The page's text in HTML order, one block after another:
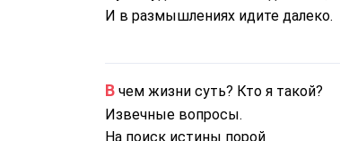
И в размышлениях идите далеко.
В чем жизни суть? Кто я такой?
Извечные вопросы.
На поиск истины порой